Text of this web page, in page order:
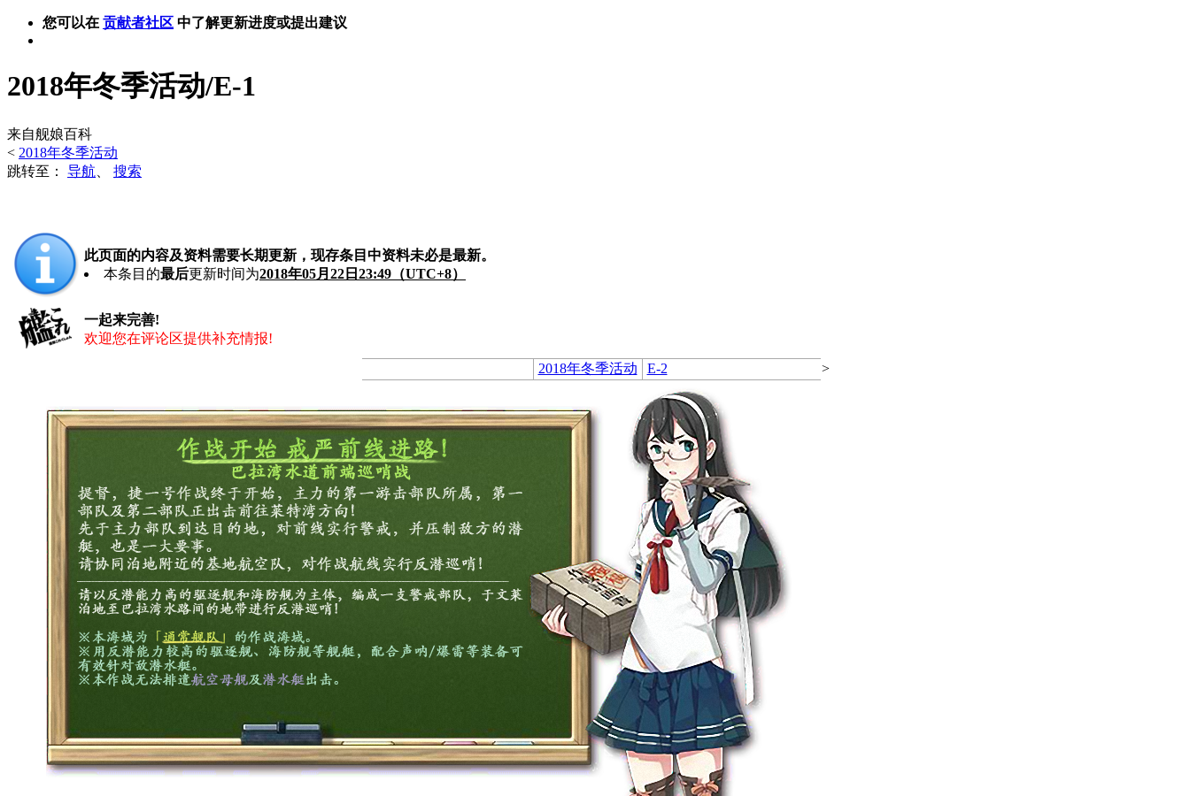
您可以在 贡献者社区 中了解更新进度或提出建议
2018年冬季活动/E-1
来自舰娘百科
< 2018年冬季活动
跳转至： 导航 搜索
此页面的内容及资料需要长期更新，现存条目中资料未必是最新。
本条目的最后更新时间为2018年05月22日23:49（UTC+8）
一起来完善!
欢迎您在评论区提供补充情报!
2018年冬季活动
E-2 >